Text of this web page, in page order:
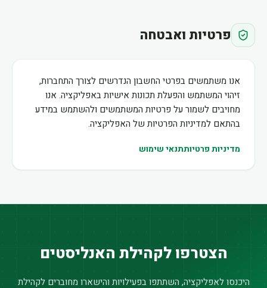
פרטיות ואבטחה
אנו משתמשים בפרטי החשבון הנדרשים לצורך התחברות,
זיהוי המשתמש והפעלת תכונות אישיות באפליקציה. אנו
מחויבים לשמור על פרטיות המשתמשים ולהשתמש במידע
בהתאם למדיניות הפרטיות של האפליקציה.
מדיניות פרטיותתנאי שימוש
הצטרפו לקהילת האנליסטים
היכנסו לאפליקציה, השתתפו בפעילויות והישארו מחוברים לקהילת